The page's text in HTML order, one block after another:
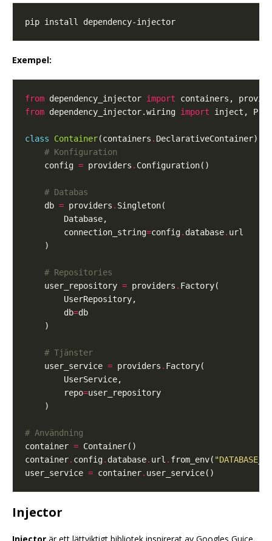
Exempel:
from dependency_injector import
from dependency_injector.wiring import
class Container(containers .
# Konfiguration
    config
= providers .
# Databas
    db
= providers .
        connection_string
=config. database.
# Repositories
    user_repository
= providers .
        db
=
# Tjänster
    user_service
= providers .
        repo
=
# Användning
container =
container. config. database. url . from_env(
user_service = container.
Injector